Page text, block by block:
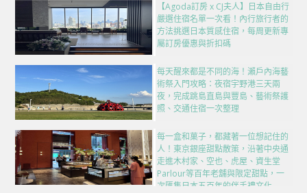
【Agoda訂房 x CJ夫人】日本自由行
嚴選住宿名單一次看！內行旅行者的
方法挑選日本質感住宿，每周更新專
屬訂房優惠與折扣碼
每天醒來都是不同的海！瀨戶內海藝
術祭入門攻略：夜宿宇野港三天兩
夜，完成跳島直島與豐島、藝術祭護
照、交通住宿一次整理
每一盒和菓子，都藏著一位想記住的
人！東京銀座甜點散策，沿著中央通
走進木村家、空也、虎屋、資生堂
Parlour等百年老舖與限定甜點，一
次匯集日本五百年的伴手禮文化